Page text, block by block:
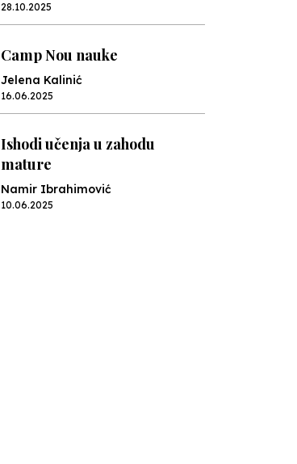
28.10.2025
Camp Nou nauke
Jelena Kalinić
16.06.2025
Ishodi učenja u zahodu
mature
Namir Ibrahimović
10.06.2025